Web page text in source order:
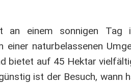
einem sonnigen Tag
einer naturbelassenen
bietet auf 45 Hektar
ist der Besuch,